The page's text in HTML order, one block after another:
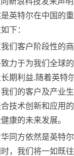
英特尔在中国的
下：
客户阶段性的商
于为我们全球的
期利益.随着英特
们的客户及产业
技术创新和应用
康的未来发展。
方依然是英特尔
，我们将一如既